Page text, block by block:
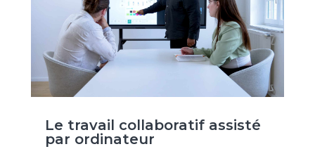
Le travail collaboratif assisté
par ordinateur